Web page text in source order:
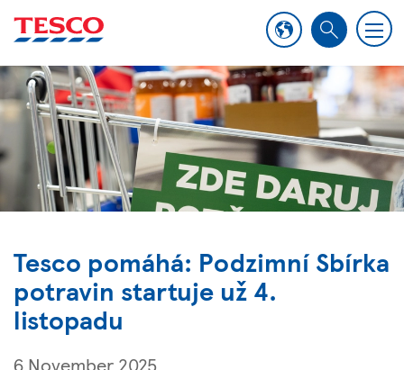
S
a
c
h
M
e
n
u
Tesco pomáhá: Podzimní Sbírka
potravin startuje už 4.
listopadu
6 November 2025